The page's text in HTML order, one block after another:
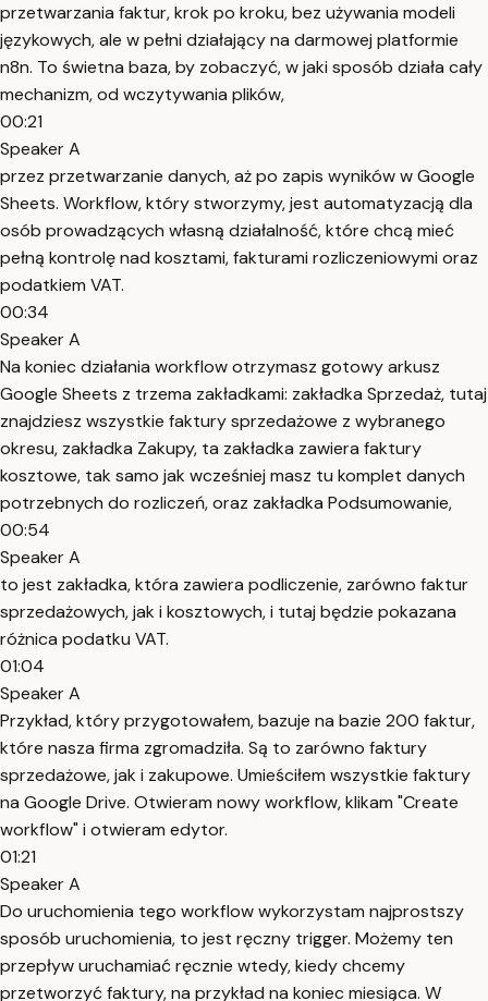
przetwarzania faktur, krok po kroku, bez używania modeli
językowych, ale w pełni działający na darmowej platformie
n8n. To świetna baza, by zobaczyć, w jaki sposób działa cały
mechanizm, od wczytywania plików,
00:21
Speaker A
przez przetwarzanie danych, aż po zapis wyników w Google
Sheets. Workflow, który stworzymy, jest automatyzacją dla
osób prowadzących własną działalność, które chcą mieć
pełną kontrolę nad kosztami, fakturami rozliczeniowymi oraz
podatkiem VAT.
00:34
Speaker A
Na koniec działania workflow otrzymasz gotowy arkusz
Google Sheets z trzema zakładkami: zakładka Sprzedaż, tutaj
znajdziesz wszystkie faktury sprzedażowe z wybranego
okresu, zakładka Zakupy, ta zakładka zawiera faktury
kosztowe, tak samo jak wcześniej masz tu komplet danych
potrzebnych do rozliczeń, oraz zakładka Podsumowanie,
00:54
Speaker A
to jest zakładka, która zawiera podliczenie, zarówno faktur
sprzedażowych, jak i kosztowych, i tutaj będzie pokazana
różnica podatku VAT.
01:04
Speaker A
Przykład, który przygotowałem, bazuje na bazie 200 faktur,
które nasza firma zgromadziła. Są to zarówno faktury
sprzedażowe, jak i zakupowe. Umieściłem wszystkie faktury
na Google Drive. Otwieram nowy workflow, klikam "Create
workflow" i otwieram edytor.
01:21
Speaker A
Do uruchomienia tego workflow wykorzystam najprostszy
sposób uruchomienia, to jest ręczny trigger. Możemy ten
przepływ uruchamiać ręcznie wtedy, kiedy chcemy
przetworzyć faktury, na przykład na koniec miesiąca. W